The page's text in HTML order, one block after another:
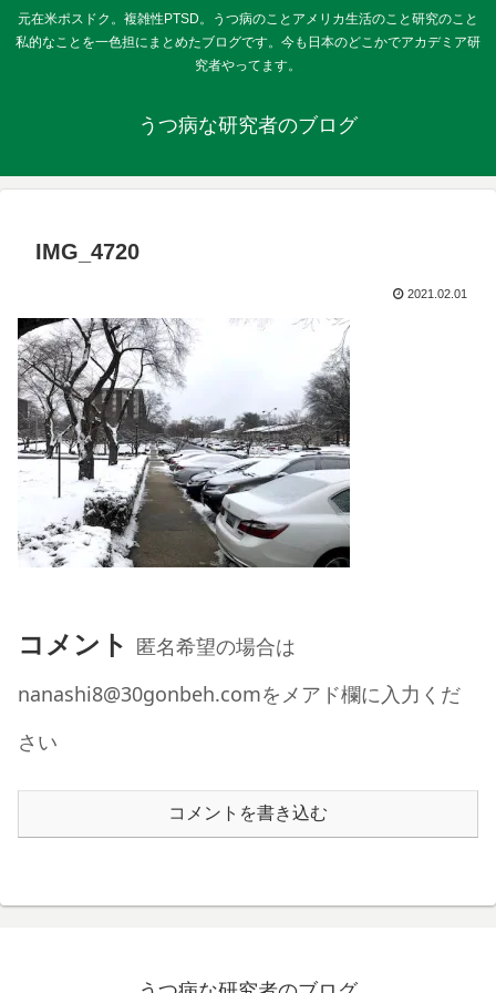
元在米ポスドク。複雑性PTSD。うつ病のことアメリカ生活のこと研究のこと
私的なことを一色担にまとめたブログです。今も日本のどこかでアカデミア研
究者やってます。
うつ病な研究者のブログ
IMG_4720
2021.02.01
コメント 匿名希望の場合は
nanashi8@30gonbeh.comをメアド欄に入力くだ
さい
コメントを書き込む